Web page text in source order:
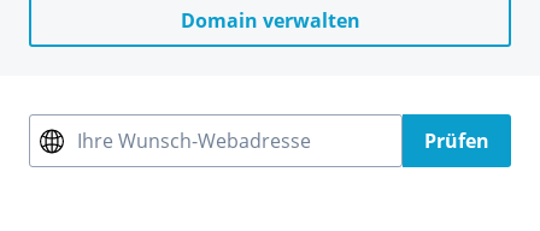
Domain verwalten
Ihre Wunsch-Webadresse Prüfen